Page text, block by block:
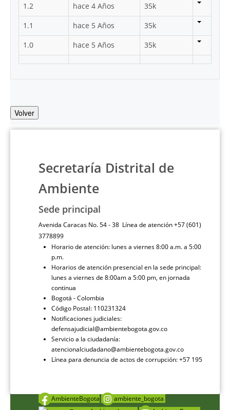
1.2
hace 4 Años
35k
1.1
hace 5 Años
35k
1.0
hace 5 Años 35k
Volver
Secretaría Distrital de
Ambiente
Sede principal
Avenida Caracas No. 54 - 38 Línea de atención +57 (601)
3778899
Horario de atención: lunes a viernes 8:00 a.m. a 5:00
p.m.
Horarios de atención presencial en la sede principal:
lunes a viernes de 8:00am a 5:00 pm, en jornada
continua
Bogotá - Colombia
Código Postal: 110231324
Notificaciones judiciales:
defensajudicial@ambientebogota.gov.co
Servicio a la ciudadanía:
atencionalciudadano@ambientebogota.gov.co
Línea para denuncia de actos de corrupción: +57 195
AmbienteBogota
ambiente_bogota